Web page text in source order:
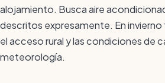
alojamiento. Busca aire
descritos expresamente. En
el acceso rural y las condiciones de
meteorología.